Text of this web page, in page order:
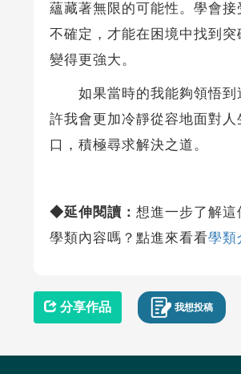
蘊藏著無限的可能性。學會接
不確定，才能在困境中找到突
變得更強大。
如果當時的我能夠領悟到
許我會更加冷靜從容地面對人
口，積極尋求解決之道。
◆延伸閱讀： 想進一步了解這
學類內容嗎？點進來看看學類
分享作品 我想投稿